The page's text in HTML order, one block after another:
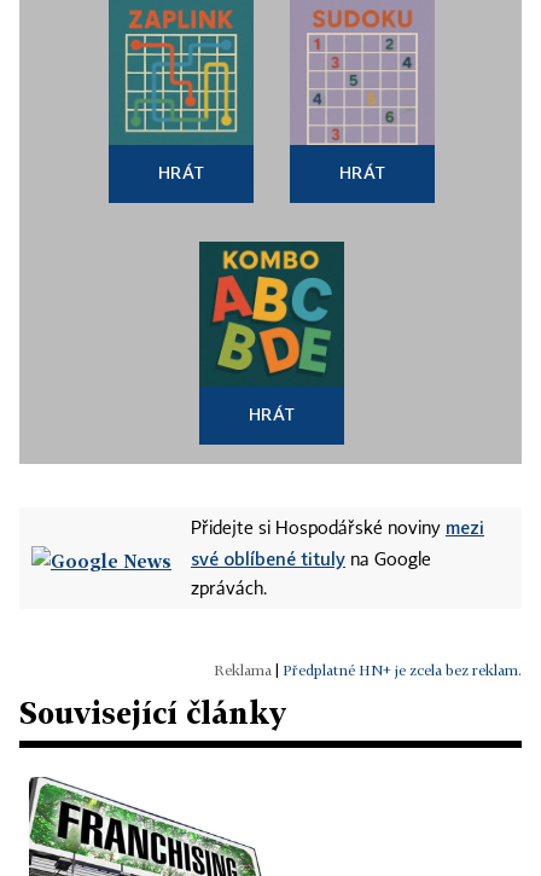
HRÁT HRÁT
HRÁT
Přidejte si Hospodářské noviny mezi
své oblíbené tituly na Google
zprávách.
Předplatné HN+ je zcela bez reklam.
Související články